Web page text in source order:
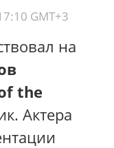
GMT+3
на
the
Актера